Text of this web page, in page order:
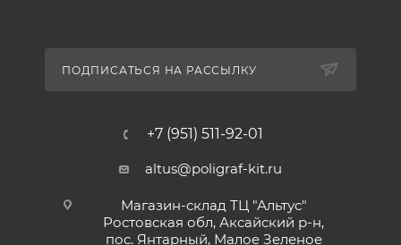
ПОДПИСАТЬСЯ НА РАССЫЛКУ
+7 (951) 511-92-01
altus@poligraf-kit.ru
Магазин-склад ТЦ "Альтус"
Ростовская обл, Аксайский р-н,
пос. Янтарный, Малое Зеленое